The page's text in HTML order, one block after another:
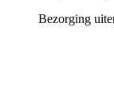
Bezorging